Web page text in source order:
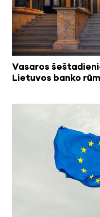
Vasaros
Lietuvos banko